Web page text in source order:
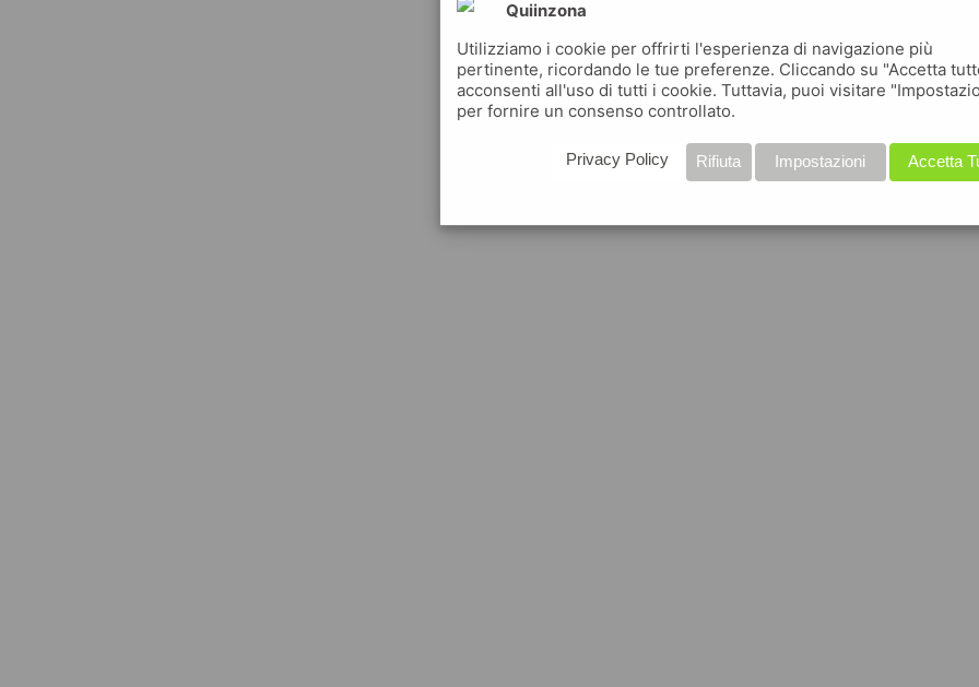
Quiinzona
Utilizziamo i cookie per offrirti l'esperienza di navigazione più
pertinente, ricordando le tue preferenze. Cliccando su "Accetta
acconsenti all'uso di tutti i cookie. Tuttavia, puoi visitare
per fornire un consenso controllato.
Accetta
Impostazioni
Rifiuta
Privacy Policy